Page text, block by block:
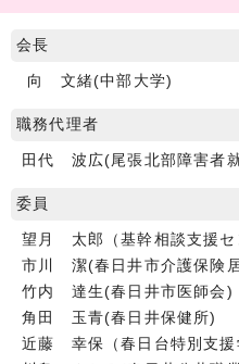
会長
向 文緒(中部大学)
職務代理者
田代 波広(尾張北部障害者
委員
望月 太郎（基幹相談支援セ
市川 潔(春日井市介護保険
竹内 達生(春日井市医師会)
角田 玉青(春日井保健所)
近藤 幸保（春日台特別支援